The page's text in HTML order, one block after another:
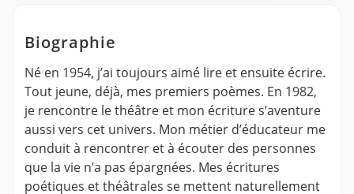
Biographie
Né en 1954, j’ai toujours aimé lire et ensuite écrire.
Tout jeune, déjà, mes premiers poèmes. En 1982,
je rencontre le théâtre et mon écriture s’aventure
aussi vers cet univers. Mon métier d’éducateur me
conduit à rencontrer et à écouter des personnes
que la vie n’a pas épargnées. Mes écritures
poétiques et théâtrales se mettent naturellement